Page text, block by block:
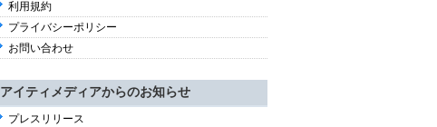
利用規約
プライバシーポリシー
お問い合わせ
アイティメディアからのお知らせ
プレスリリース